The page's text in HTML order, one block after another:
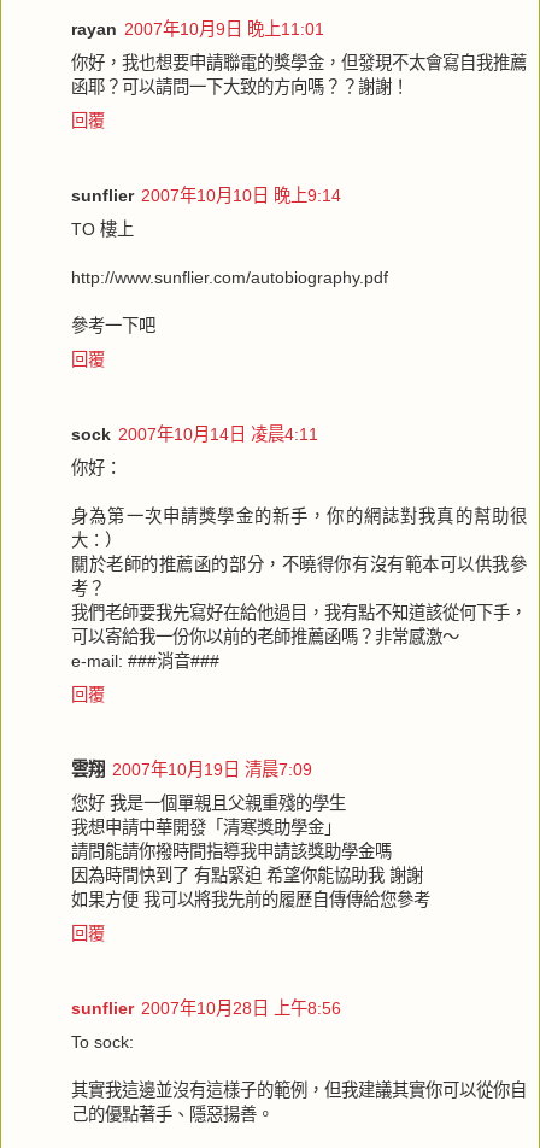
rayan 2007年10月9日 晚上11:01
你好，我也想要申請聯電的獎學金，但發現不太會寫自我推薦
函耶？可以請問一下大致的方向嗎？？謝謝！
回覆
sunflier 2007年10月10日 晚上9:14
TO 樓上
http://www.sunflier.com/autobiography.pdf
參考一下吧
回覆
sock 2007年10月14日 凌晨4:11
你好：
身為第一次申請獎學金的新手，你的網誌對我真的幫助很
大：）
關於老師的推薦函的部分，不曉得你有沒有範本可以供我參
考？
我們老師要我先寫好在給他過目，我有點不知道該從何下手，
可以寄給我一份你以前的老師推薦函嗎？非常感激～
e-mail: ###消音###
回覆
雲翔 2007年10月19日 清晨7:09
您好 我是一個單親且父親重殘的學生
我想申請中華開發「清寒獎助學金」
請問能請你撥時間指導我申請該獎助學金嗎
因為時間快到了 有點緊迫 希望你能協助我 謝謝
如果方便 我可以將我先前的履歷自傳傳給您參考
回覆
sunflier 2007年10月28日 上午8:56
To sock:
其實我這邊並沒有這樣子的範例，但我建議其實你可以從你自
己的優點著手、隱惡揚善。